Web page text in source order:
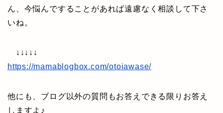
ん、今悩んですることがあれば遠慮なく相談して下さ
いね。
↓↓↓↓↓
https://mamablogbox.com/otoiawase/
他にも、ブログ以外の質問もお答えできる限りお答え
しますよ♪